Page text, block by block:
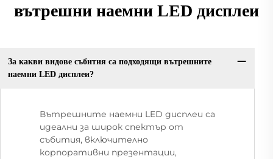
вътрешни наемни LED дисплеи
За какви видове събития са подходящи вътрешните
наемни LED дисплеи?
Вътрешните наемни LED дисплеи са
идеални за широк спектър от
събития, включително
корпоративни презентации,